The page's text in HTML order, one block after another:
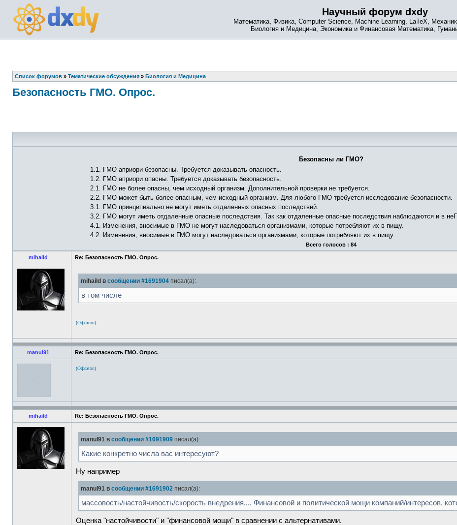
Научный форум dxdy
Математика, Физика, Computer Science, Machine Learning, LaTeX,
Биология и Медицина, Экономика и Финансовая Математика,
Список форумов » Тематические обсуждения » Биология и Медицина
Безопасность ГМО. Опрос.
Безопасны ли ГМО?
1.1. ГМО априори безопасны. Требуется доказывать опасность.
1.2. ГМО априори опасны. Требуется доказывать безопасность.
2.1. ГМО не более опасны, чем исходный организм. Дополнительной проверки не требуется.
2.2. ГМО может быть более опасным, чем исходный организм. Для любого ГМО требуется исследование безопасности.
3.1. ГМО принципиально не могут иметь отдаленных опасных последствий.
3.2. ГМО могут иметь отдаленные опасные последствия. Так как отдаленные опасные последствия наблюдаются и в
4.1. Изменения, вносимые в ГМО не могут наследоваться организмами, которые потребляют их в пищу.
4.2. Изменения, вносимые в ГМО могут наследоваться организмами, которые потребляют их в пищу.
Всего голосов : 84
mihaild Re: Безопасность ГМО. Опрос.
mihaild в сообщении #1691904 писал(а):
в том числе
(Оффтоп)
manul91 Re: Безопасность ГМО. Опрос.
(Оффтоп)
mihaild Re: Безопасность ГМО. Опрос.
manul91 в сообщении #1691909 писал(а):
Какие конкретно числа вас интересуют?
Ну например
manul91 в сообщении #1691902 писал(а):
массовость/настойчивость/скорость внедрения.... Финансовой и политической мощи компаний/интересов,
Оценка "настойчивости" и "финансовой мощи" в сравнении с альтернативами.